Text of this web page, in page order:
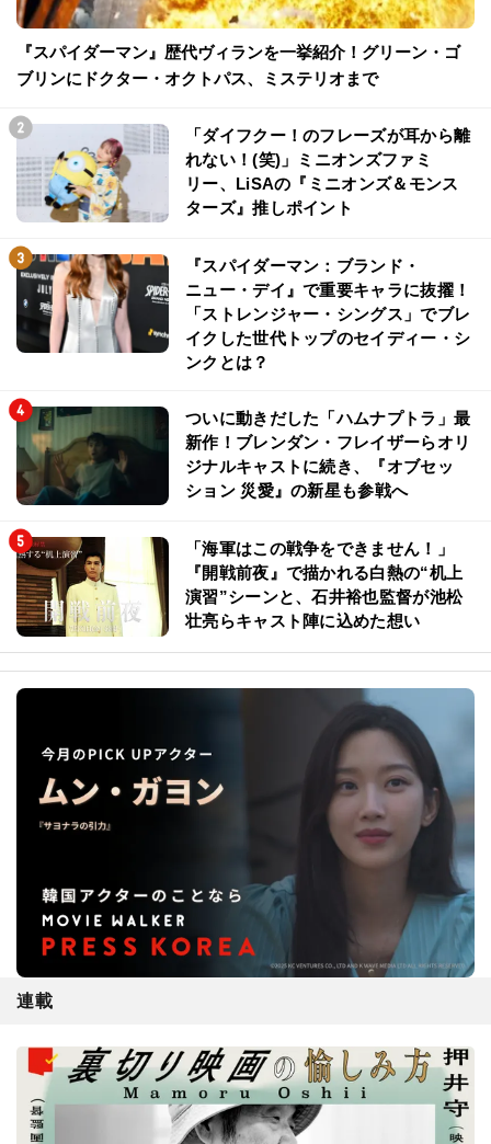
『スパイダーマン』歴代ヴィランを一挙紹介！グリーン・ゴ
ブリンにドクター・オクトパス、ミステリオまで
「ダイフクー！のフレーズが耳から離
れない！(笑)」ミニオンズファミ
リー、LiSAの『ミニオンズ＆モンス
ターズ』推しポイント
『スパイダーマン：ブランド・
ニュー・デイ』で重要キャラに抜擢！
「ストレンジャー・シングス」でブレ
イクした世代トップのセイディー・シ
ンクとは？
ついに動きだした「ハムナプトラ」最
新作！ブレンダン・フレイザーらオリ
ジナルキャストに続き、『オブセッ
ション 災愛』の新星も参戦へ
「海軍はこの戦争をできません！」
『開戦前夜』で描かれる白熱の“机上
演習”シーンと、石井裕也監督が池松
壮亮らキャスト陣に込めた想い
連載